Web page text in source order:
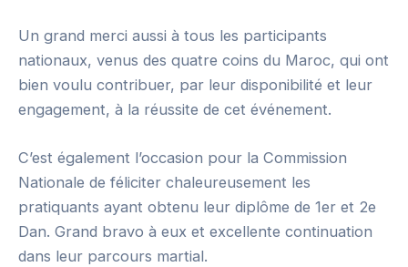
Un grand merci aussi à tous les participants
nationaux, venus des quatre coins du Maroc, qui ont
bien voulu contribuer, par leur disponibilité et leur
engagement, à la réussite de cet événement.
C’est également l’occasion pour la Commission
Nationale de féliciter chaleureusement les
pratiquants ayant obtenu leur diplôme de 1er et 2e
Dan. Grand bravo à eux et excellente continuation
dans leur parcours martial.